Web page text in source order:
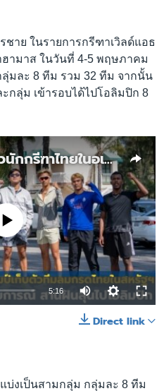
ชาย ในรายการกรีฑาเวิลด์แอธ
ฮามาส ในวันที่ 4-5 พฤษภาคม
มละ 8 ทีม รวม 32 ทีม จากนั้น
กลุ่ม เข้ารอบได้ไปโอลิมปิก 8
เบื้องหลังแคมป์เก็บตัวนักกรีฑาไทยในอเมริกา มุ่งตามฝัน คว้าตั๋วโอลิมปิก 2024
currently available
5:16
Direct link
บ่งเป็นสามกลุ่ม กลุ่มละ 8 ทีม